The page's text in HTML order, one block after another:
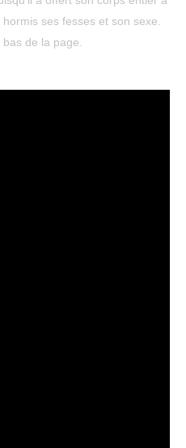
ses fesses et son sexe.
de la page.